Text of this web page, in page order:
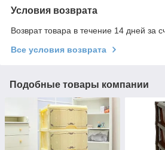
Условия возврата
Возврат товара в течение 14 дней за
Все условия возврата
Подобные товары компании